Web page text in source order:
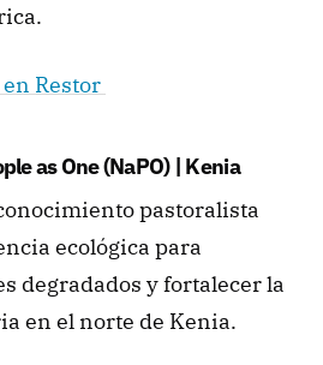
Restor
as One (NaPO) | Kenia
pastoralista
ecológica para
degradados y fortalecer la
en el norte de Kenia.